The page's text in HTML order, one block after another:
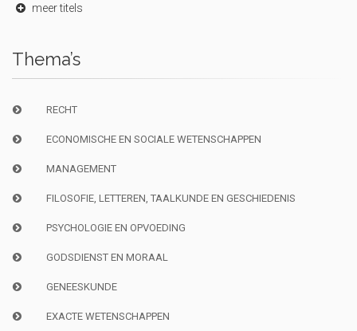
meer titels
Thema’s
RECHT
ECONOMISCHE EN SOCIALE WETENSCHAPPEN
MANAGEMENT
FILOSOFIE, LETTEREN, TAALKUNDE EN GESCHIEDENIS
PSYCHOLOGIE EN OPVOEDING
GODSDIENST EN MORAAL
GENEESKUNDE
EXACTE WETENSCHAPPEN